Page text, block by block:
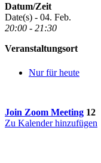
Nur für heute
Datum/Zeit
Date(s) - 04. Feb.
20:00 - 21:30
Veranstaltungsort
Join Zoom Meeting 12
Zu Kalender hinzufügen